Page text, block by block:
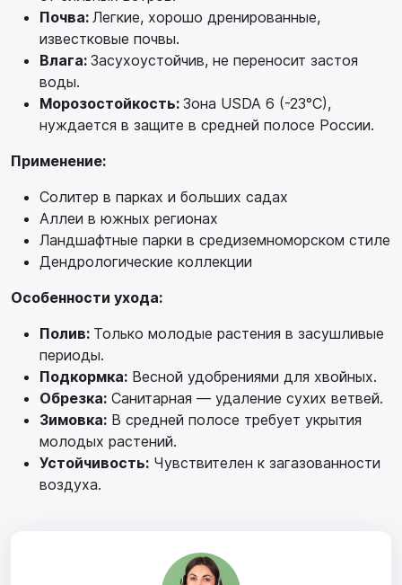
Почва: Легкие, хорошо дренированные,
известковые почвы.
Влага: Засухоустойчив, не переносит застоя
воды.
Морозостойкость: Зона USDA 6 (-23°C),
нуждается в защите в средней полосе России.
Применение:
Солитер в парках и больших садах
Аллеи в южных регионах
Ландшафтные парки в средиземноморском стиле
Дендрологические коллекции
Особенности ухода:
Полив: Только молодые растения в засушливые
периоды.
Подкормка: Весной удобрениями для хвойных.
Обрезка: Санитарная — удаление сухих ветвей.
Зимовка: В средней полосе требует укрытия
молодых растений.
Устойчивость: Чувствителен к загазованности
воздуха.